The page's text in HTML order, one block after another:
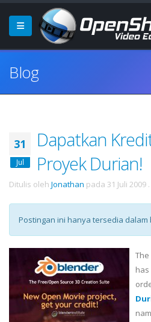
Blog
31
Jul
Dapatkan
Proyek Durian!
Ditulis oleh Jonathan pada 31 Juli 2009 .
Postingan ini hanya tersedia dalam